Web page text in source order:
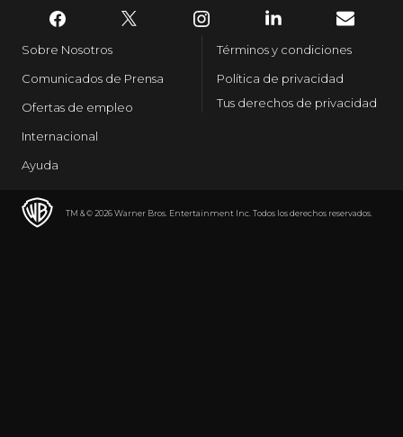
HBO Max
TM & © 2026 Warner Bros. Entertainment Inc. Todos los derechos reservados.
Sobre Nosotros
Comunicados de Prensa
Ofertas de empleo
Internacional
Ayuda
Términos y condiciones
Política de privacidad
Tus derechos de privacidad